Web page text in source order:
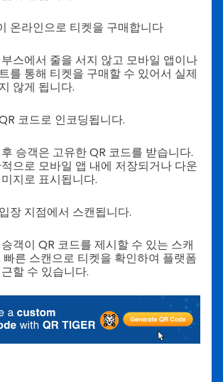
온라인으로 티켓을 구매합니다
스에서 줄을 서지 않고 모바일 앱이나
를 통해 티켓을 구매할 수 있어서 실제
않게 됩니다.
코드로 인코딩됩니다.
승객은 고유한 QR 코드를 받습니다.
으로 모바일 앱 내에 저장되거나 다운
지로 표시됩니다.
장 지점에서 스캔됩니다.
객이 QR 코드를 제시할 수 있는 스캐
빠른 스캔으로 티켓을 확인하여 플랫폼
할 수 있습니다.